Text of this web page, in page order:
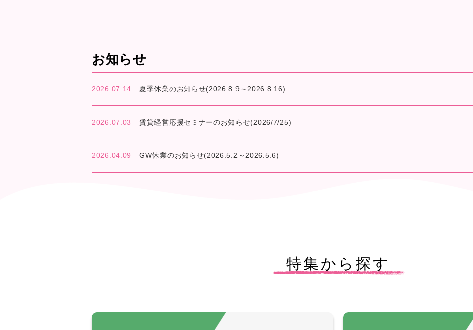
お知らせ
2026.07.14 夏季休業のお知らせ(2026.8.9～2026.8.16)
2026.07.03 賃貸経営応援セミナーのお知らせ(2026/7/25)
2026.04.09 GW休業のお知らせ(2026.5.2～2026.5.6)
特集から探す